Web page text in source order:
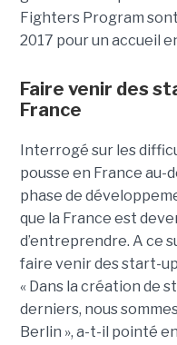
Fighters Program
2017 pour un accueil
Faire venir des
France
Interrogé sur les
pousse en France au-
phase de
que la France est
d’entreprendre. A ce
faire venir des start-
« Dans la création de
derniers, nous
Berlin », a-t-il pointé